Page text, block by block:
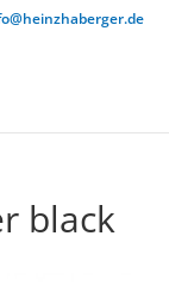
black